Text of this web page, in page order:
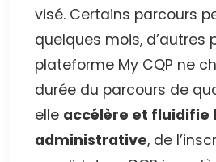
visé. Certains parcours
quelques mois, d’autres
plateforme My CQP ne
durée du parcours de
elle accélère et fluidifie
administrative, de